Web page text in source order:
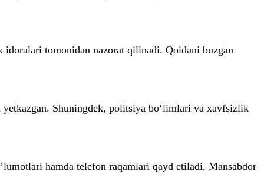
tomonidan nazorat qilinadi. Qoidani buzgan
Shuningdek, politsiya bo‘limlari va xavfsizlik
hamda telefon raqamlari qayd etiladi. Mansabdor